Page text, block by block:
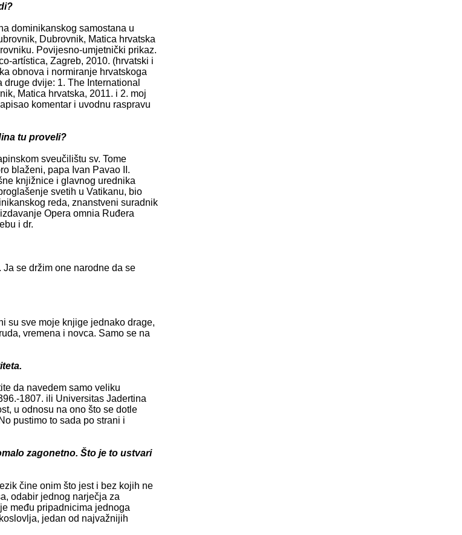
dominikanskog samostana u
Dubrovnik, Matica hrvatska
Povijesno-umjetnički prikaz.
artística, Zagreb, 2010. (hrvatski i
obnova i normiranje hrvatskoga
dvije: 1. The International
Matica hrvatska, 2011. i 2. moj
komentar i uvodnu raspravu
tu proveli?
sveučilištu sv. Tome
blaženi, papa Ivan Pavao II.
knjižnice i glavnog urednika
svetih u Vatikanu, bio
reda, znanstveni suradnik
Opera omnia Ruđera
i dr.
se držim one narodne da se
su sve moje knjige jednako drage,
vremena i novca. Samo se na
da navedem samo veliku
1807. ili Universitas Jadertina
u odnosu na ono što se dotle
pustimo to sada po strani i
zagonetno. Što je to ustvari
čine onim što jest i bez kojih ne
odabir jednog narječja za
među pripadnicima jednoga
jedan od najvažnijih